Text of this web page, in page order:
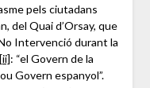
pels ciutadans
del Quai d’Orsay, que
Intervenció durant la
[ii]: “el Govern de la
Govern espanyol”.